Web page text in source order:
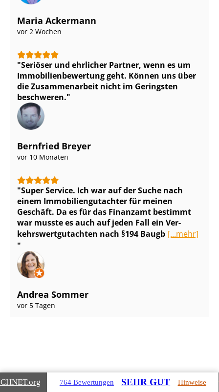
Maria Ackermann
vor 2 Wochen
Seriöser und ehrlicher Partner, wenn es um
Im­mo­bi­li­en­be­wer­tung geht. Können uns über
die Zusammenarbeit nicht im Geringsten
beschweren.
Bernfried Breyer
vor 10 Monaten
Super Service. Ich war auf der Suche nach
einem Im­mo­bi­li­en­gut­ach­ter für meinen
Geschäft. Da es für das Finanzamt bestimmt
war musste es auch auf jeden Fall ein Ver­
kehrs­wert­gut­ach­ten nach §194 Baugb [...mehr]
Andrea Sommer
vor 5 Tagen
Gebäudearten, die wir für Sie
.org 764 Bewertungen SEHR GUT Hinweise